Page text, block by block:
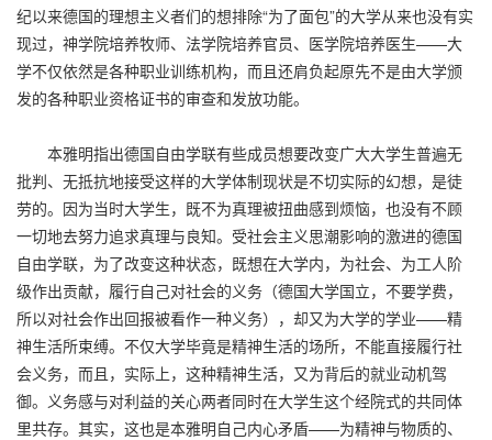
纪以来德国的理想主义者们的想排除“为了面包”的大学从来也没有实
现过，神学院培养牧师、法学院培养官员、医学院培养医生——大
学不仅依然是各种职业训练机构，而且还肩负起原先不是由大学颁
发的各种职业资格证书的审查和发放功能。
本雅明指出德国自由学联有些成员想要改变广大大学生普遍无
批判、无抵抗地接受这样的大学体制现状是不切实际的幻想，是徒
劳的。因为当时大学生，既不为真理被扭曲感到烦恼，也没有不顾
一切地去努力追求真理与良知。受社会主义思潮影响的激进的德国
自由学联，为了改变这种状态，既想在大学内，为社会、为工人阶
级作出贡献，履行自己对社会的义务（德国大学国立，不要学费，
所以对社会作出回报被看作一种义务），却又为大学的学业——精
神生活所束缚。不仅大学毕竟是精神生活的场所，不能直接履行社
会义务，而且，实际上，这种精神生活，又为背后的就业动机驾
御。义务感与对利益的关心两者同时在大学生这个经院式的共同体
里共存。其实，这也是本雅明自己内心矛盾——为精神与物质的、